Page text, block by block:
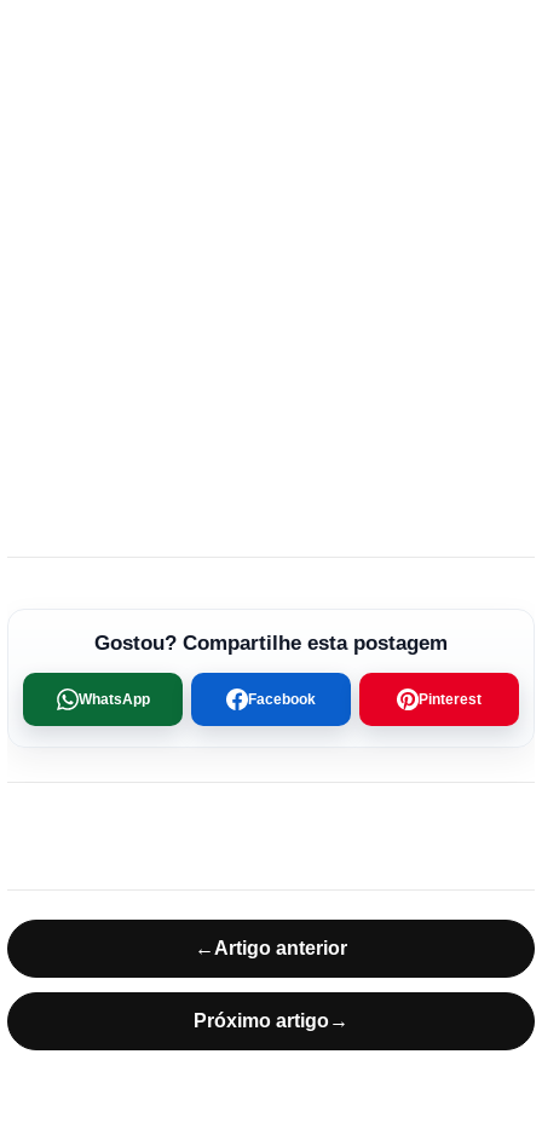
Gostou? Compartilhe esta postagem
WhatsApp Facebook Pinterest
← Artigo anterior
Próximo artigo→